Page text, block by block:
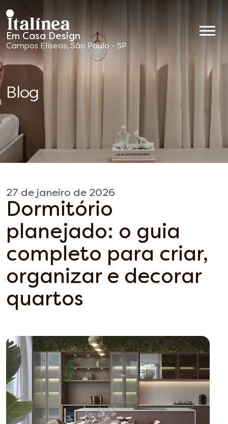
Em Casa Design
Móveis
Planejados
Campos Elíseos, São Paulo - SP
Blog
27 de janeiro de 2026
Dormitório
planejado: o guia
completo para criar,
organizar e decorar
quartos